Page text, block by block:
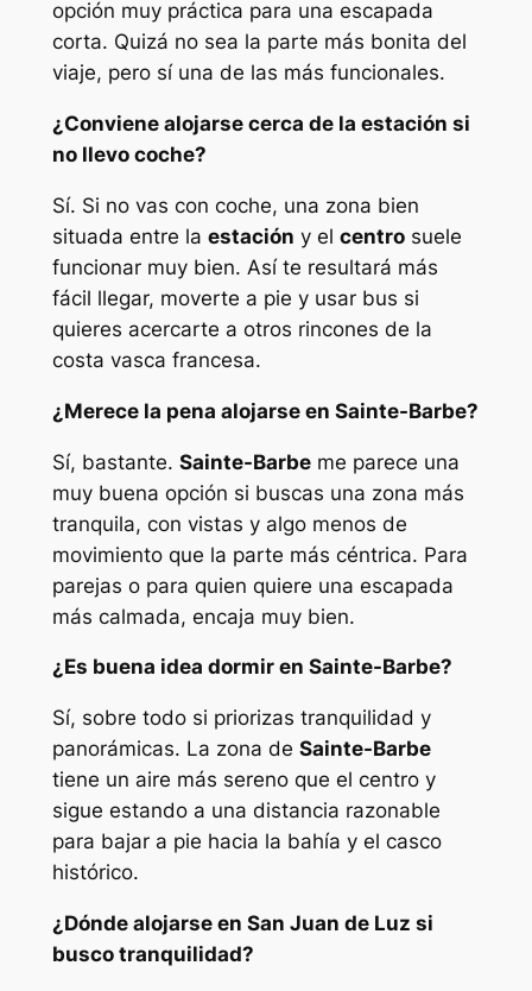
opción muy práctica para una escapada
corta. Quizá no sea la parte más bonita del
viaje, pero sí una de las más funcionales.
¿Conviene alojarse cerca de la estación si
no llevo coche?
Sí. Si no vas con coche, una zona bien
situada entre la estación y el centrosuele
funcionar muy bien. Así te resultará más
fácil llegar, moverte a pie y usar bus si
quieres acercarte a otros rincones de la
costa vasca francesa.
¿Merece la pena alojarse en Sainte-Barbe?
Sí, bastante. Sainte-Barbeme parece una
muy buena opción si buscas una zona más
tranquila, con vistas y algo menos de
movimiento que la parte más céntrica. Para
parejas o para quien quiere una escapada
más calmada, encaja muy bien.
¿Es buena idea dormir en Sainte-Barbe?
Sí, sobre todo si priorizas tranquilidad y
panorámicas. La zona de Sainte-Barbe
tiene un aire más sereno que el centro y
sigue estando a una distancia razonable
para bajar a pie hacia la bahía y el casco
histórico.
¿Dónde alojarse en San Juan de Luz si
busco tranquilidad?